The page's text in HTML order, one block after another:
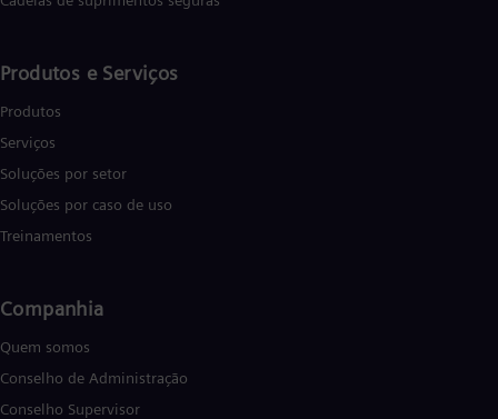
Produtos e Serviços
Produtos
Serviços
Soluções por setor
Soluções por caso de uso
Treinamentos
Companhia
Quem somos
Conselho de Administração
Conselho Supervisor